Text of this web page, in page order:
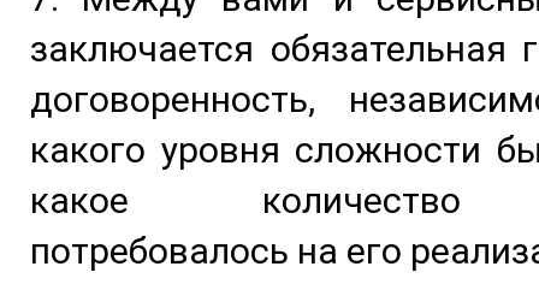
заключается обязательная
договоренность,
какого уровня сложности
какое количество
потребовалось на его